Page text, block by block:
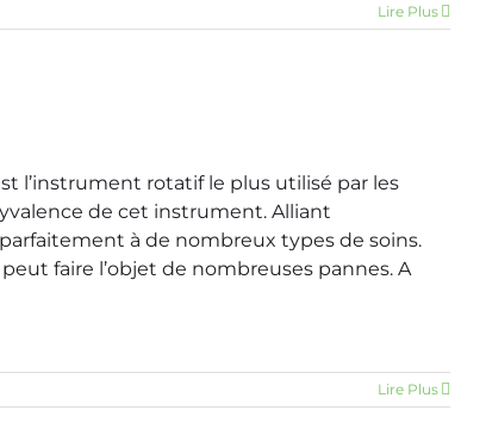
Lire Plus
l’instrument rotatif le plus utilisé par les
de cet instrument. Alliant
à de nombreux types de soins.
faire l’objet de nombreuses pannes. A
Lire Plus